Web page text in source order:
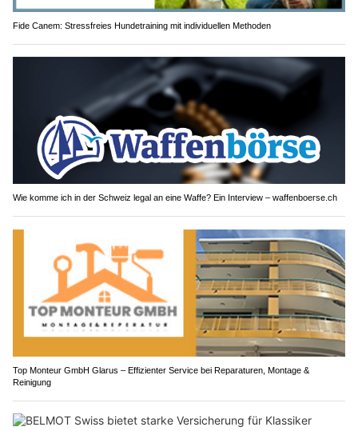
Fide Canem: Stressfreies Hundetraining mit individuellen Methoden
Wie komme ich in der Schweiz legal an eine Waffe? Ein Interview – waffenboerse.ch
Top Monteur GmbH Glarus – Effizienter Service bei Reparaturen, Montage &
Reinigung